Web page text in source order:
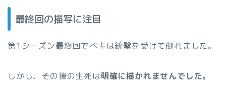
最終回の描写に注目
第1シーズン最終回でベキは銃撃を受けて倒れました。
しかし、その後の生死は明確に描かれませんでした。